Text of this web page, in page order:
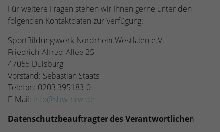
Für weitere Fragen stehen wir Ihnen gerne unter den
folgenden Kontaktdaten zur Verfügung:
SportBildungswerk Nordrhein-Westfalen e.V.
Friedrich-Alfred-Allee 25
47055 Duisburg
Vorstand: Sebastian Staats
Telefon: 0203 395183-0
E-Mail: info@sbw-nrw.de
Datenschutzbeauftragter des Verantwortlichen
darüber, wie es der Website geht. Die
erhobenen Daten umfassen die Anzahl der
Besucher, die Quelle, aus der sie
stammen, und die Seiten in anonymisierter
Form.
Name _dc_gtm_UA-53600496-1
Anbieter Google Analytics
Laufzeit 1 Minute